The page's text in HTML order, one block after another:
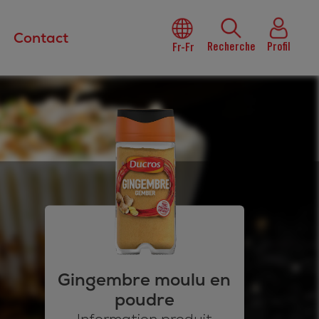
Contact
Fr-Fr Recherche Profil
Gingembre moulu en
poudre